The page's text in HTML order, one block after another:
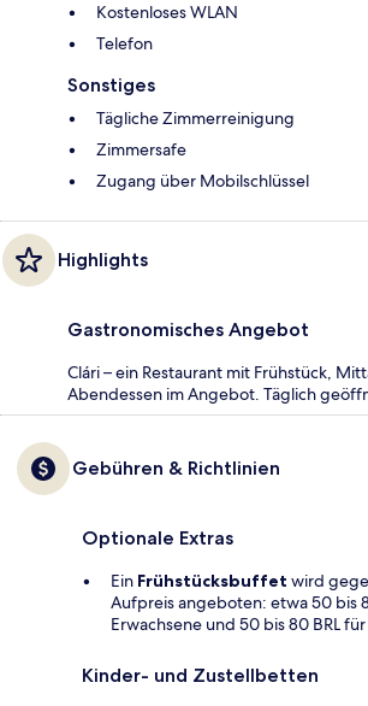
Kostenloses WLAN
Telefon
Sonstiges
Tägliche Zimmerreinigung
Zimmersafe
Zugang über Mobilschlüssel
Highlights
Gastronomisches Angebot
Clári – ein Restaurant mit Frühstück,
Abendessen im Angebot. Täglich
Gebühren & Richtlinien
Optionale Extras
Ein Frühstücksbuffet wird
Aufpreis angeboten: etwa 50 bis
Erwachsene und 50 bis 80 BRL
Kinder- und Zustellbetten